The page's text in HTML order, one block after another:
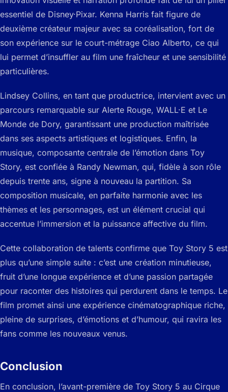
essentiel de Disney·Pixar. Kenna Harris fait figure de
deuxième créateur majeur avec sa coréalisation, fort de
son expérience sur le court-métrage Ciao Alberto, ce qui
lui permet d’insuffler au film une fraîcheur et une sensibilité
particulières.
Lindsey Collins, en tant que productrice, intervient avec un
parcours remarquable sur Alerte Rouge, WALL·E et Le
Monde de Dory, garantissant une production maîtrisée
dans ses aspects artistiques et logistiques. Enfin, la
musique, composante centrale de l’émotion dans Toy
Story, est confiée à Randy Newman, qui, fidèle à son rôle
depuis trente ans, signe à nouveau la partition. Sa
composition musicale, en parfaite harmonie avec les
thèmes et les personnages, est un élément crucial qui
accentue l’immersion et la puissance affective du film.
Cette collaboration de talents confirme que Toy Story 5 est
plus qu’une simple suite : c’est une création minutieuse,
fruit d’une longue expérience et d’une passion partagée
pour raconter des histoires qui perdurent dans le temps. Le
film promet ainsi une expérience cinématographique riche,
pleine de surprises, d’émotions et d’humour, qui ravira les
fans comme les nouveaux venus.
Conclusion
En conclusion, l’avant-première de Toy Story 5 au Cirque